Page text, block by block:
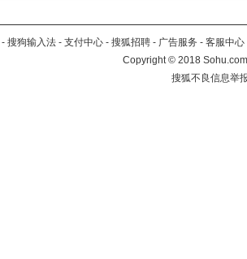
- 搜狗输入法 - 支付中心 - 搜狐招聘 - 广告服务 - 客服中心
Copyright©2018
搜狐不良信息举